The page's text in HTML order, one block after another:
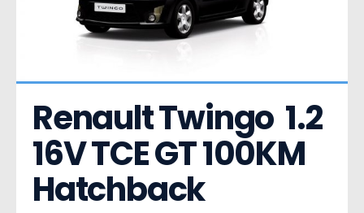
Renault Twingo  1.2
16V TCE GT 100KM
Hatchback